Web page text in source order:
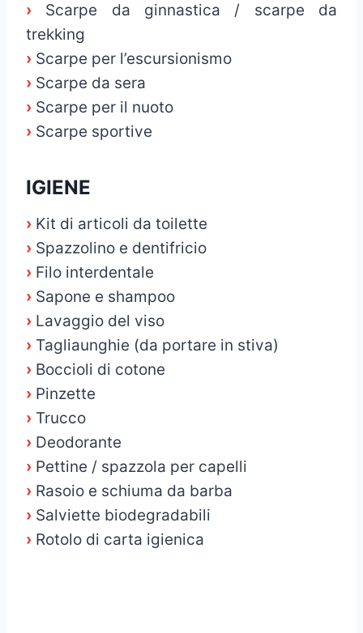
›
Scarpe da ginnastica / scarpe da
trekking
› Scarpe per l’escursionismo
› Scarpe da sera
› Scarpe per il nuoto
› Scarpe sportive
IGIENE
› Kit di articoli da toilette
› Spazzolino e dentifricio
› Filo interdentale
› Sapone e shampoo
› Lavaggio del viso
› Tagliaunghie (da portare in stiva)
› Boccioli di cotone
› Pinzette
› Trucco
› Deodorante
› Pettine / spazzola per capelli
› Rasoio e schiuma da barba
› Salviette biodegradabili
› Rotolo di carta igienica